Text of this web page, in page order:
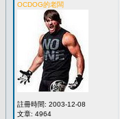
OCDOG的老闆
註冊時間: 2003-12-08
文章: 4964